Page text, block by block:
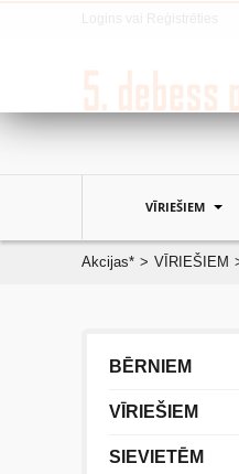
VĪRIEŠIEM
Akcijas* > VĪRIEŠIEM
BĒRNIEM
VĪRIEŠIEM
SIEVIETĒM